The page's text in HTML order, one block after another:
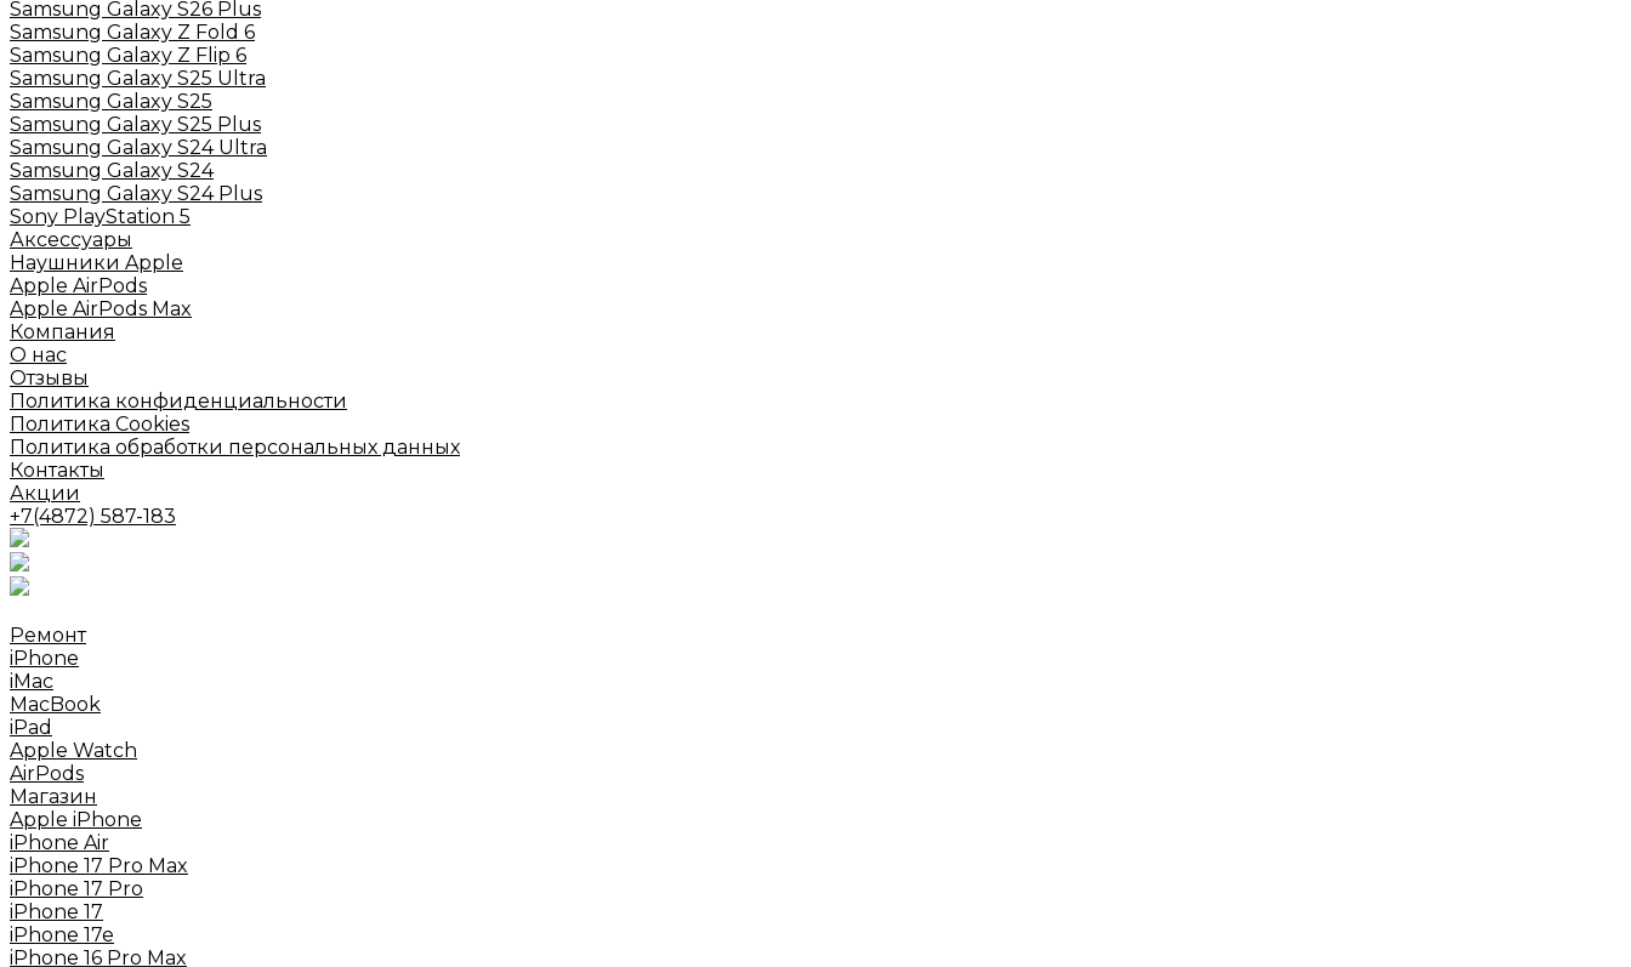
Samsung Galaxy S26 Plus
Samsung Galaxy Z Fold 6
Samsung Galaxy Z Flip 6
Samsung Galaxy S25 Ultra
Samsung Galaxy S25
Samsung Galaxy S25 Plus
Samsung Galaxy S24 Ultra
Samsung Galaxy S24
Samsung Galaxy S24 Plus
Sony PlayStation 5
Аксессуары
Наушники Apple
Apple AirPods
Apple AirPods Max
Компания
О нас
Отзывы
Политика конфиденциальности
Политика Cookies
Политика обработки персональных данных
Контакты
Акции
+7(4872) 587-183
Ремонт
iPhone
iMac
MacBook
iPad
Apple Watch
AirPods
Mагазин
Apple iPhone
iPhone Air
iPhone 17 Pro Max
iPhone 17 Pro
iPhone 17
iPhone 17e
iPhone 16 Pro Max